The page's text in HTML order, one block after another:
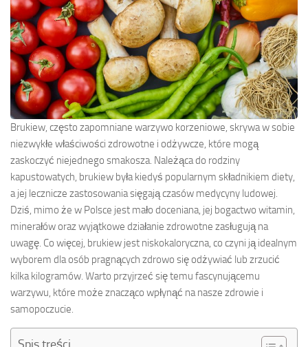
Brukiew, często zapomniane warzywo korzeniowe, skrywa w sobie
niezwykłe właściwości zdrowotne i odżywcze, które mogą
zaskoczyć niejednego smakosza. Należąca do rodziny
kapustowatych, brukiew była kiedyś popularnym składnikiem diety,
a jej lecznicze zastosowania sięgają czasów medycyny ludowej.
Dziś, mimo że w Polsce jest mało doceniana, jej bogactwo witamin,
minerałów oraz wyjątkowe działanie zdrowotne zasługują na
uwagę. Co więcej, brukiew jest niskokaloryczna, co czyni ją idealnym
wyborem dla osób pragnących zdrowo się odżywiać lub zrzucić
kilka kilogramów. Warto przyjrzeć się temu fascynującemu
warzywu, które może znacząco wpłynąć na nasze zdrowie i
samopoczucie.